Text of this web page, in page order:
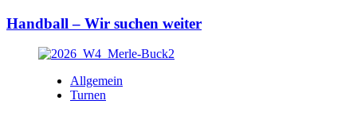
Handball – Wir suchen weiter
Allgemein
Turnen